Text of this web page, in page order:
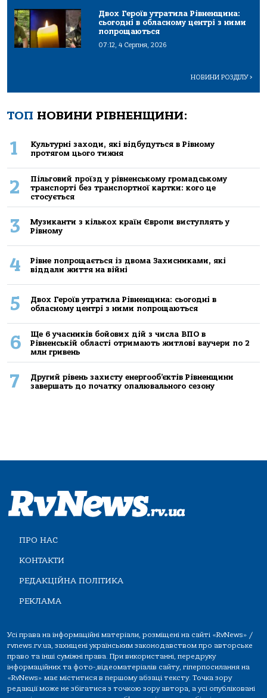
Двох Героїв утратила Рівненщина:
сьогодні в обласному центрі з ними
попрощаються
07:12, 4 Серпня, 2026
НОВИНИ РОЗДІЛУ>
ТОП НОВИНИ РІВНЕНЩИНИ:
1
Культурні заходи, які відбудуться в Рівному
протягом цього тижня
2
Пільговий проїзд у рівненському громадському
транспорті без транспортної картки: кого це
стосується
3
Музиканти з кількох країн Європи виступлять у
Рівному
4
Рівне попрощається із двома Захисниками, які
віддали життя на війні
5
Двох Героїв утратила Рівненщина: сьогодні в
обласному центрі з ними попрощаються
6
Ще 6 учасників бойових дій з числа ВПО в
Рівненській області отримають житлові ваучери по 2
млн гривень
7
Другий рівень захисту енергооб’єктів Рівненщини
завершать до початку опалювального сезону
ПРО НАС
КОНТАКТИ
РЕДАКЦІЙНА ПОЛІТИКА
РЕКЛАМА
Усі права на інформаційні матеріали, розміщені на сайті «RvNews» /
rvnews.rv.ua, захищені українським законодавством про авторське
право та інші суміжні права. При використанні, передруку
інформаційних та фото-,відеоматеріалів сайту, гіперпосилання на
«RvNews» має міститися в першому абзаці тексту. Точка зору
редакції може не збігатися з точкою зору автора, а усі опубліковані